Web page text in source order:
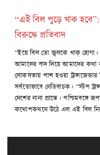
“এই বিল পুড়ে খাক
বিরুদ্ধে প্রতিবাদ
“ইয়ে বিল তো জ্বলকে খাক্‌
আমাদের বাদ দিয়ে আমাদের কথা
লোকসভায় পাশ হওয়া
সর্বতোভাবে নেতিবাচক। “স্টপ
দেশের নানা প্রান্তে। পশ্চিমবঙ্গে
কথোপকথনে উঠে এল এই বিল